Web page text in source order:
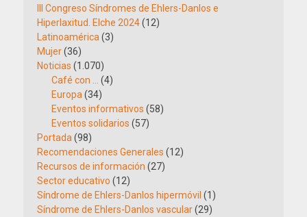
III Congreso Síndromes de Ehlers-Danlos e
Hiperlaxitud. Elche 2024(12)
Latinoamérica (3)
Mujer(36)
Noticias (1.070)
Café con …
(4)
Europa (34)
Eventos informativos (58)
Eventos solidarios (57)
Portada (98)
Recomendaciones Generales (12)
Recursos de información (27)
Sector educativo (12)
Síndrome de Ehlers-Danlos hipermóvil (1)
Síndrome de Ehlers-Danlos vascular(29)